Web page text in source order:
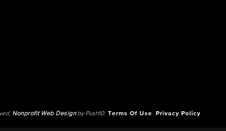
Nonprofit Web Designby Push10. Terms Of Use Privacy Policy